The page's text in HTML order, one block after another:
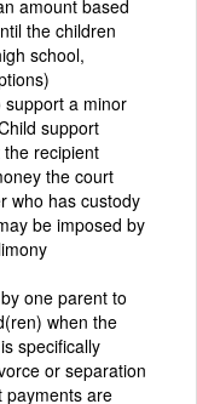
amount based
the children
school,
support a minor
support
recipient
the court
who has custody
be imposed by
one parent to
when the
specifically
or separation
payments are